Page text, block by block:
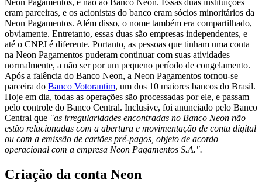
Neon Pagamentos, e não ao Banco Neon. Essas duas instituições
eram parceiras, e os acionistas do banco eram sócios minoritários da
Neon Pagamentos. Além disso, o nome também era compartilhado,
obviamente. Entretanto, essas duas são empresas independentes, e
até o CNPJ é diferente. Portanto, as pessoas que tinham uma conta
na Neon Pagamentos puderam continuar com suas atividades
normalmente, a não ser por um pequeno período de congelamento.
Após a falência do Banco Neon, a Neon Pagamentos tornou-se
parceira do Banco Votorantim, um dos 10 maiores bancos do Brasil.
Hoje em dia, todas as operações são processadas por ele, e passam
pelo controle do Banco Central. Inclusive, foi anunciado pelo Banco
Central que "as irregularidades encontradas no Banco Neon não
estão relacionadas com a abertura e movimentação de conta digital
ou com a emissão de cartões pré-pagos, objeto de acordo
operacional com a empresa Neon Pagamentos S.A.".
Criação da conta Neon